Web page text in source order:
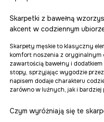
Skarpetki z bawełną
akcent w codziennym
Skarpety męskie to klasyczny
komfort noszenia z oryginalnym
zawartością bawełny i
stopy, sprzyjając wygodzie
napisem dodaje charakteru
zarówno w luźnych, jak i
Czym wyróżniają się te